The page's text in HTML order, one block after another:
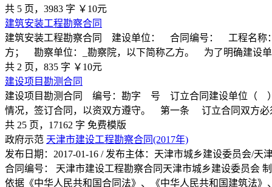
共 5 页，3983 字 ￥10元
建筑安装工程勘察合同
建筑安装工程勘察合同 建设单位： 合同编号： 工程名称
方； 勘察单位：_勘察院，以下简称乙方。 为了明确建设
共 2 页，835 字 ￥10元
建设项目勘测合同
建设项目勘测合同 编号：勘字 号 订立合同建设单位（
情况，签订合同，以资双方遵守。 第一条 订立合同双方必
共 25 页，17162 字 免费模版
政府示范 天津市建设工程勘察合同(2017年)
发布日期：2017-01-16 / 发布主体：天津市城乡建设委员会/
合同编号： 天津市建设工程勘察合同天津市城乡建设委员会
依据《中华人民共和国合同法》、《中华人民共和国建筑法》